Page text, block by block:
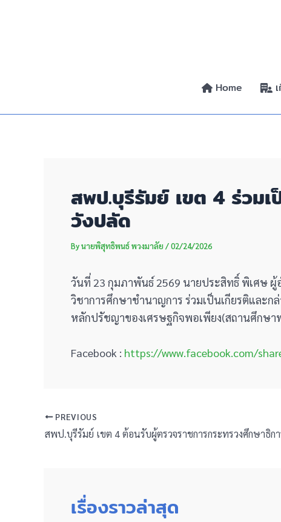
Home
สพป.บุรีรัมย์ เขต 4 ร่วมเ
วังปลัด
Byนายพิสุทธิพนธ์ พวงมาลัย/02/24/2026
วันที่ 23 กุมภาพันธ์ 2569 นายประสิทธิ์ พิเศษ
วิชาการศึกษาชำนาญการ ร่วมเป็นเกียรติและ
หลักปรัชญาของเศรษฐกิจพอเพียง(สถานศึกษา
Facebook : https://www.facebook.com/
PREVIOUS
เรื่องราวล่าสุด